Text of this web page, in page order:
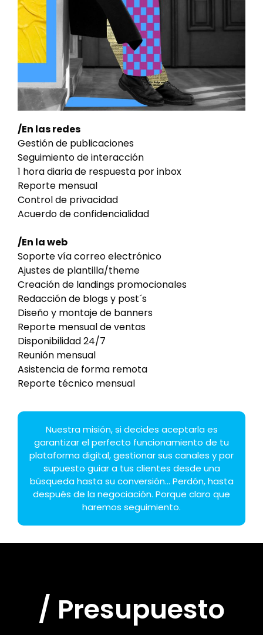
/En las redes
Gestión de publicaciones
Seguimiento de interacción
1 hora diaria de respuesta por inbox
Reporte mensual
Control de privacidad
Acuerdo de confidencialidad
/En la web
Soporte vía correo electrónico
Ajustes de plantilla/theme
Creación de landings promocionales
Redacción de blogs y post´s
Diseño y montaje de banners
Reporte mensual de ventas
Disponibilidad 24/7
Reunión mensual
Asistencia de forma remota
Reporte técnico mensual
Nuestra misión, si decides aceptarla es
garantizar el perfecto funcionamiento de tu
plataforma digital, gestionar sus canales y por
supuesto guiar a tus clientes desde una
búsqueda hasta su conversión... Perdón, hasta
después de la negociación. Porque claro que
haremos seguimiento.
/ Presupuesto